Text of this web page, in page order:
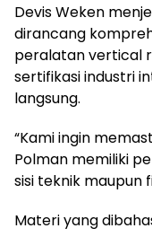
Devis Weken
dirancang
peralatan vertical
sertifikasi industri
langsung.
“Kami ingin
Polman memiliki
sisi teknik maupun
Materi yang